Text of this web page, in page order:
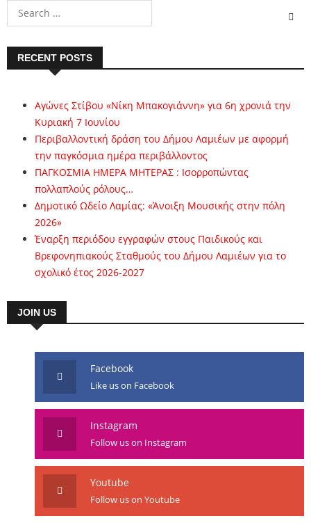
RECENT POSTS
Αγώνες Στίβου «Νίκη Μπακογιάννη» για 6η χρονιά την
Κυριακή 7 Ιουνίου
Περιβαλλοντική δράση του Δήμου Λαμιέων με αφορμή
την παγκόσμια ημέρα περιβάλλοντος
ΠΑΓΚΟΣΜΙΑ ΗΜΕΡΑ ΜΗΤΕΡΑΣ : Ισορροπώντας
πολλαπλούς ρόλους…
Δημοτικό Ωδείο Λαμίας: «Άνοιξη Μουσικής στην πόλη
2026»
Έναρξη περιόδου εγγραφών στους Παιδικούς και
Βρεφονηπιακούς Σταθμούς του Δήμου Λαμιέων για το
σχολικό έτος 2026-2027
JOIN US
Facebook
Like us on Facebook
Instagram
Follow us on Instagram
Youtube
Follow us on Youtube